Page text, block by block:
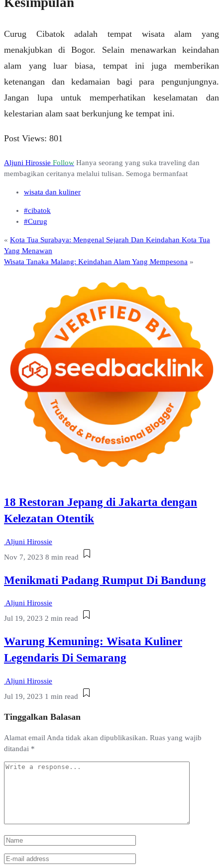
Curug Cibatok adalah tempat wisata alam yang
menakjubkan di Bogor. Selain menawarkan keindahan
alam yang luar biasa, tempat ini juga memberikan
ketenangan dan kedamaian bagi para pengunjungnya.
Jangan lupa untuk memperhatikan keselamatan dan
kelestarian alam saat berkunjung ke tempat ini.
Post Views: 801
Aljuni Hirossie Follow Hanya seorang yang suka traveling dan
membagikan ceritanya melalui tulisan. Semoga bermanfaat
wisata dan kuliner
#cibatok
#Curug
« Kota Tua Surabaya: Mengenal Sejarah Dan Keindahan Kota Tua
Yang Menawan
Wisata Tanaka Malang: Keindahan Alam Yang Mempesona »
18 Restoran Jepang di Jakarta dengan
Kelezatan Otentik
Aljuni Hirossie
Nov 7, 2023 8 min read
Menikmati Padang Rumput Di Bandung
Aljuni Hirossie
Jul 19, 2023 2 min read
Warung Kemuning: Wisata Kuliner
Legendaris Di Semarang
Aljuni Hirossie
Jul 19, 2023 1 min read
Tinggalkan Balasan
Alamat email Anda tidak akan dipublikasikan. Ruas yang wajib
ditandai *